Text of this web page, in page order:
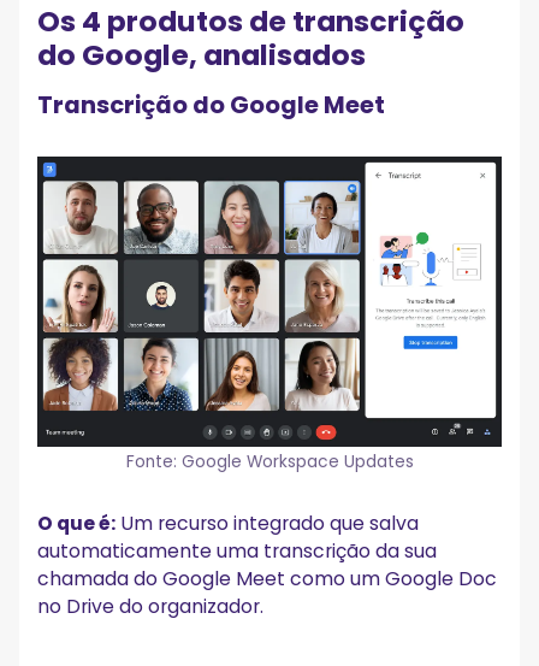
Os 4 produtos de transcrição
do Google, analisados
Transcrição do Google Meet
Fonte: Google Workspace Updates
O que é: Um recurso integrado que salva
automaticamente uma transcrição da sua
chamada do Google Meet como um Google Doc
no Drive do organizador.